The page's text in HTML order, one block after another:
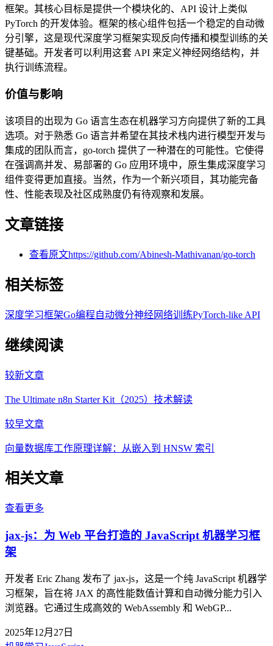
框架。其核心目标是提供一个模块化的、API 设计上类似
PyTorch 的开发体验。框架的核心组件包括一个稳定的自动微
分引擎，这是现代深度学习框架实现反向传播和模型训练的关
键基础。开发者可以利用这套 API 来定义神经网络结构，并
执行训练流程。
价值与影响
该项目的出现为 Go 语言生态在机器学习方向提供了新的工具
选项。对于熟悉 Go 语言并希望在其技术栈内进行模型开发与
集成的团队而言，go-torch 提供了一种潜在的可能性。它使得
在强调高并发、易部署的 Go 应用环境中，原生集成深度学习
组件变得更加直接。当然，作为一个新兴项目，其功能完备
性、性能表现及社区成熟度仍有待观察和发展。
文章链接
查看原文https://github.com/Abinesh-Mathivanan/go-torch
相关标签
深度学习框架Go编程自动微分神经网络训练PyTorch-like API
继续阅读
较新文章
The Ultimate n8n Starter Kit（2025）技术解读
较早文章
向量数据库工作原理详解：从嵌入到 HNSW 索引
相关文章
查看更多
jax-js：为 Web 平台打造的 JavaScript 机器学习框
架
开发者 Eric Zhang 发布了 jax-js，这是一个纯 JavaScript 机器学
习框架，旨在将 JAX 的高性能数值计算和自动微分能力引入
浏览器。它通过生成高效的 WebAssembly 和 WebGP...
2025年12月27日